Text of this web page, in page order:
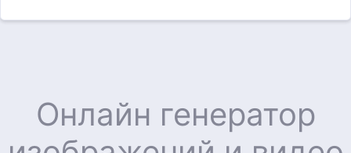
Онлайн генератор